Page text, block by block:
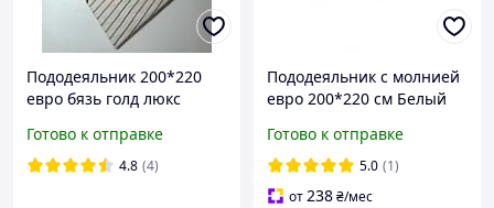
Пододеяльник 200*220
евро бязь голд люкс
Готово к отправке
4.8 (4)
Пододеяльник с молнией
евро 200*220 см Белый
Готово к отправке
5.0 (1)
от238₴/мес